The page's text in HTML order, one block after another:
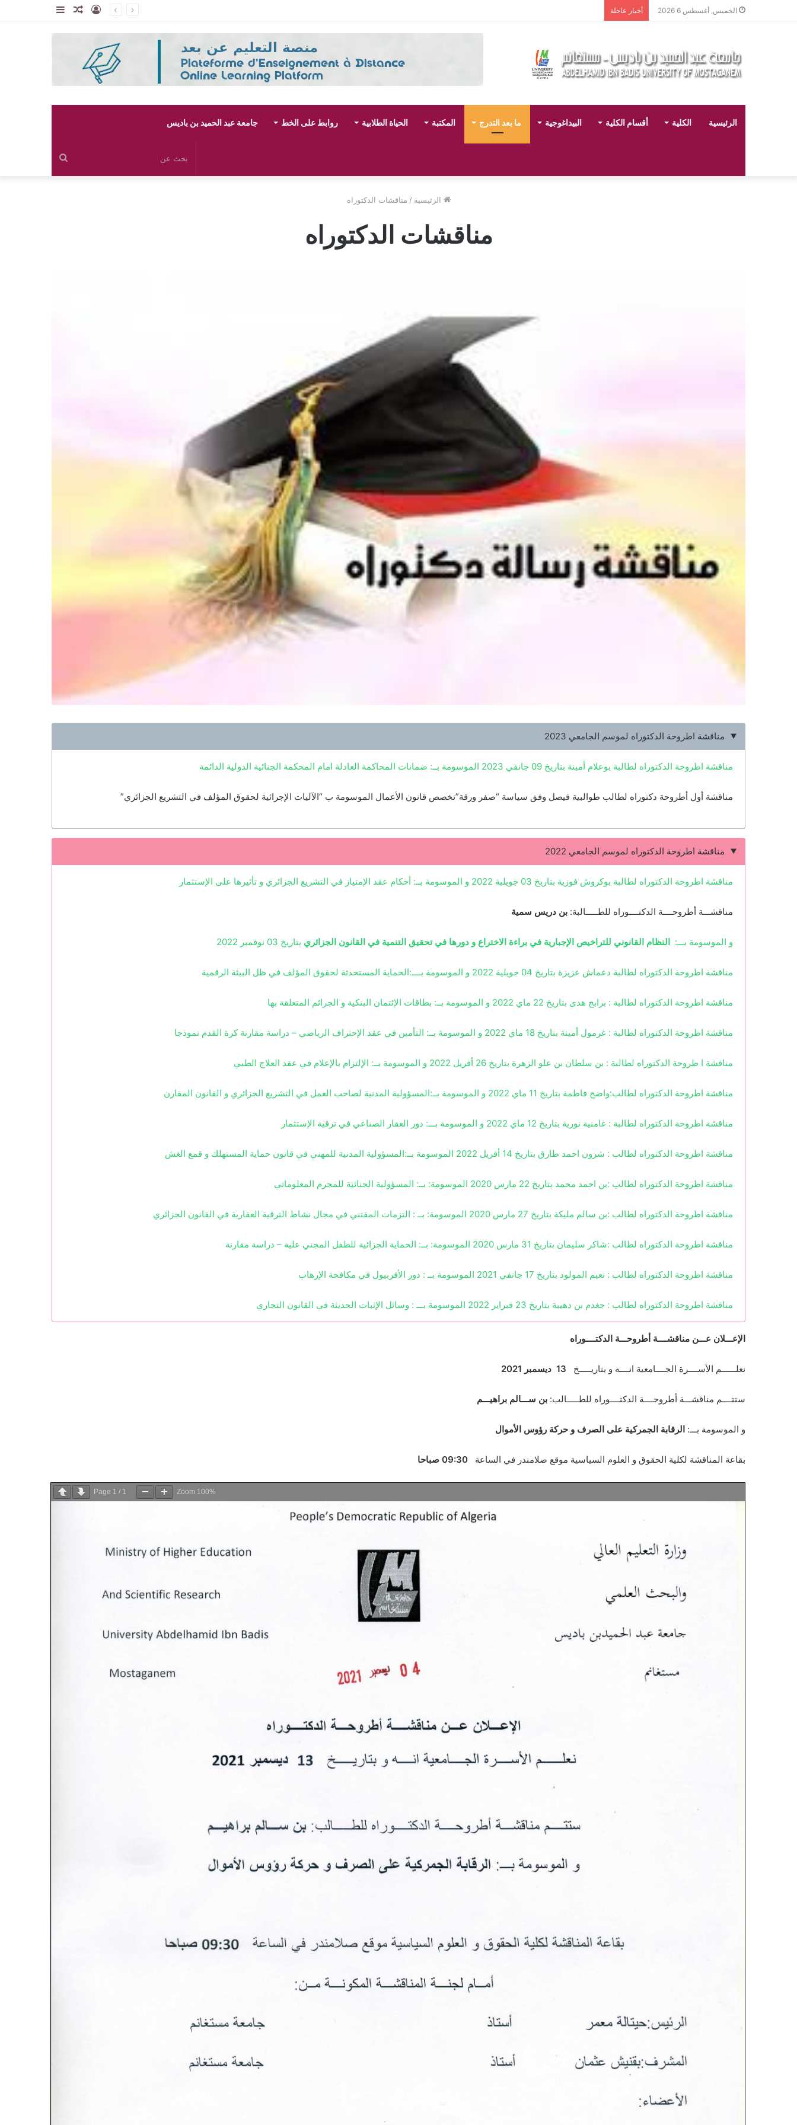
الخميس, أغسطس 6 2026 أخبار عاجلة
إضافة
عمود
مقال
عشوائي
تسجيل
الدخول
الرئيسية الكلية أقسام الكلية البيداغوجية ما بعد التدرج المكتبة الحياة الطلابية روابط على الخط جامعة عبد الحميد بن باديس
بحث
الرئيسية / مناقشات الدكتوراه
مناقشات الدكتوراه
مناقشة اطروحة الدكتوراه لموسم الجامعي 2023
مناقشة اطروحة الدكتوراه لطالبة بوعلام أمينة بتاريخ 09 جانفي 2023 الموسومة بــ: ضمانات المحاكمة العادلة امام المحكمة الجنائية الدولية الدائمة
مناقشة أول أطروحة دكتوراه لطالب طوالبية فيصل وفق سياسة “صفر ورقة”تخصص قانون الأعمال الموسومة ب “الآليات الإجرائية لحقوق المؤلف في التشريع الجزائري”
مناقشة اطروحة الدكتوراه لموسم الجامعي 2022
مناقشة اطروحة الدكتوراه لطالبة بوكروش فوزية بتاريخ 03 جويلية 2022 و الموسومة بــ: أحكام عقد الإمتياز في التشريع الجزائري و تأثيرها على الإستثمار
مناقشـــة أطروحــــة الدكتــــوراه للطـــــالبة: بن دريس سمية
و الموسومة بـــ: النظام القانوني للتراخيص الإجبارية في براءة الاختراع و دورها في تحقيق التنمية في القانون الجزائري بتاريخ 03 نوفمبر 2022
مناقشة اطروحة الدكتوراه لطالبة دعماش عزيزة بتاريخ 04 جويلية 2022 و الموسومة بــــ:الحماية المستحدثة لحقوق المؤلف في ظل البيئة الرقمية
مناقشة اطروحة الدكتوراه لطالبة : برابح هدى بتاريخ 22 ماي 2022 و الموسومة بــ: بطاقات الإئتمان البنكية و الجرائم المتعلقة بها
مناقشة اطروحة الدكتوراه لطالبة : غرمول أمينة بتاريخ 18 ماي 2022 و الموسومة بــ: التأمين في عقد الإحتراف الرياضي – دراسة مقارنة كرة القدم نموذجا
مناقشة ا طروحة الدكتوراه لطالبة : بن سلطان بن علو الزهرة بتاريخ 26 أفريل 2022 و الموسومة بــ: الإلتزام بالإعلام في عقد العلاج الطبي
مناقشة اطروحة الدكتوراه لطالب:واضح فاطمة بتاريخ 11 ماي 2022 و الموسومة بــ:المسؤولية المدنية لصاحب العمل في التشريع الجزائري و القانون المقارن
مناقشة اطروحة الدكتوراه لطالبة : غامنية نورية بتاريخ 12 ماي 2022 و الموسومة بـــ: دور العقار الصناعي في ترقية الإستثمار
مناقشة اطروحة الدكتوراه لطالب : شرون احمد طارق بتاريخ 14 أفريل 2022 الموسومة بــ:المسؤولية المدنية للمهني في قانون حماية المستهلك و قمع الغش
مناقشة اطروحة الدكتوراه لطالب :بن احمد محمد بتاريخ 22 مارس 2020 الموسومة: بــ: المسؤولية الجنائية للمجرم المعلوماتي
مناقشة اطروحة الدكتوراه لطالب :بن سالم مليكة بتاريخ 27 مارس 2020 الموسومة: بــ : التزمات المقتني في مجال نشاط الترقية العقارية في القانون الجزائري
مناقشة اطروحة الدكتوراه لطالب :شاكر سليمان بتاريخ 31 مارس 2020 الموسومة: بــ: الحماية الجزائية للطفل المجني علية – دراسة مقارنة
مناقشة اطروحة الدكتوراه لطالب : نعيم المولود بتاريخ 17 جانفي 2021 الموسومة بــ : دور الأفربيول في مكافحة الإرهاب
مناقشة اطروحة الدكتوراه لطالب : جغدم بن دهيبة بتاريخ 23 فبراير 2022 الموسومة بـــ : وسائل الإثبات الحديثة في القانون التجاري
الإعـــلان عـــن مناقشــــة أطروحـــة الدكتــــوراه
نعلــــــم الأســــرة الجــــامعية انــــه و بتاريـــــخ 13 ديسمبر 2021
ستتــــم مناقشـــة أطروحــــة الدكتــــوراه للطـــــالب: بن ســـالم براهيـــم
و الموسومة بـــ: الرقابة الجمركية على الصرف و حركة رؤوس الأموال
بقاعة المناقشة لكلية الحقوق و العلوم السياسية موقع صلامندر في الساعة 09:30 صباحا
Page 1 / 1 Zoom 100%